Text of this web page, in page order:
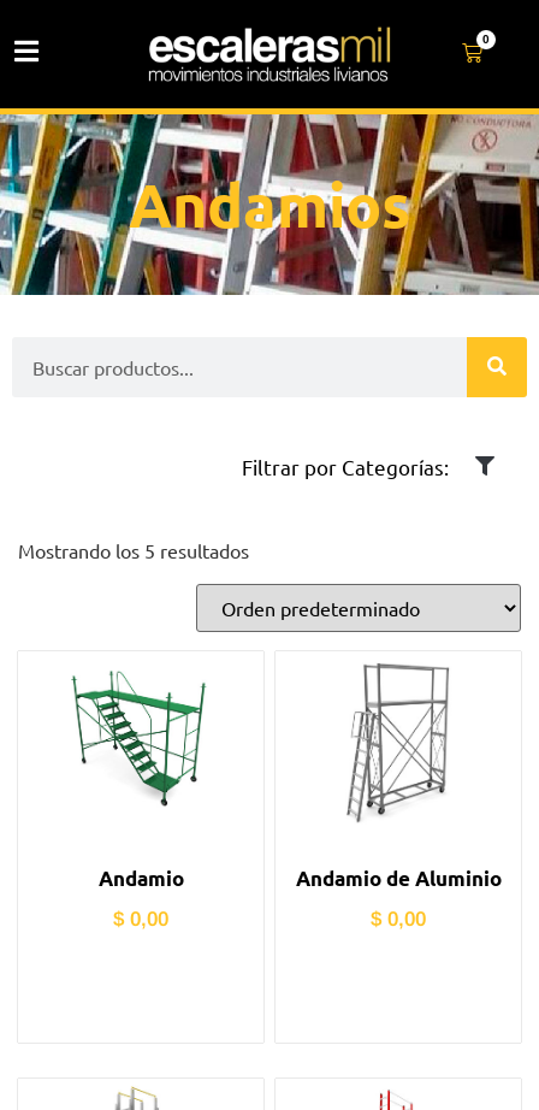
0
Andamios
Filtrar por Categorías:
Mostrando los 5 resultados
Andamio
$0,00
Andamio de Aluminio
$0,00